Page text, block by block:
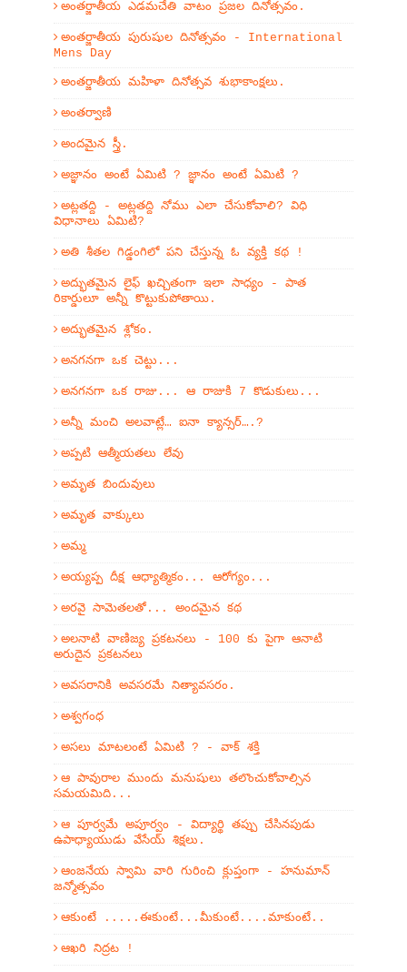
అంతర్జాతీయ ఎడమచేతి వాటం ప్రజల దినోత్సవం.
అంతర్జాతీయ పురుషుల దినోత్సవం - International
Mens Day
అంతర్జాతీయ మహిళా దినోత్సవ శుభాకాంక్షలు.
అంతర్వాణి
అందమైన స్త్రీ.
అజ్ఞానం అంటే ఏమిటి ? జ్ఞానం అంటే ఏమిటి ?
అట్లతద్ది - అట్లతద్ది నోము ఎలా చేసుకోవాలి? విధి
విధానాలు ఏమిటి?
అతి శీతల గిడ్డంగిలో పని చేస్తున్న ఓ వ్యక్తి కథ !
అద్భుతమైన లైఫ్ ఖచ్చితంగా ఇలా సాధ్యం - పాత
రికార్డులూ అన్నీ కొట్టుకుపోతాయి.
అద్భుతమైన శ్లోకం.
అనగనగా ఒక చెట్టు...
అనగనగా ఒక రాజు... ఆ రాజుకి 7 కొడుకులు...
అన్నీ మంచి అలవాట్లే… ఐనా క్యాన్సర్….?
అప్పటి ఆత్మీయతలు లేవు
అమృత బిందువులు
అమృత వాక్కులు
అమ్మ
అయ్యప్ప దీక్ష ఆధ్యాత్మికం... ఆరోగ్యం...
అరవై సామెతలతో... అందమైన కథ
అలనాటి వాణిజ్య ప్రకటనలు - 100 కు పైగా ఆనాటి
అరుదైన ప్రకటనలు
అవసరానికి అవసరమే నిత్యావసరం.
అశ్వగంధ
అసలు మాటలంటే ఏమిటి ? - వాక్ శక్తి
ఆ పావురాల ముందు మనుషులు తలొంచుకోవాల్సిన
సమయమిది...
ఆ పూర్వమే అపూర్వం - విద్యార్థి తప్పు చేసినపుడు
ఉపాధ్యాయుడు వేసేయ్ శిక్షలు.
ఆంజనేయ స్వామి వారి గురించి క్లుప్తంగా - హనుమాన్
జన్మోత్సవం
ఆకుంటే .....ఈకుంటే...మీకుంటే....మాకుంటే..
ఆఖరి నిద్రట !